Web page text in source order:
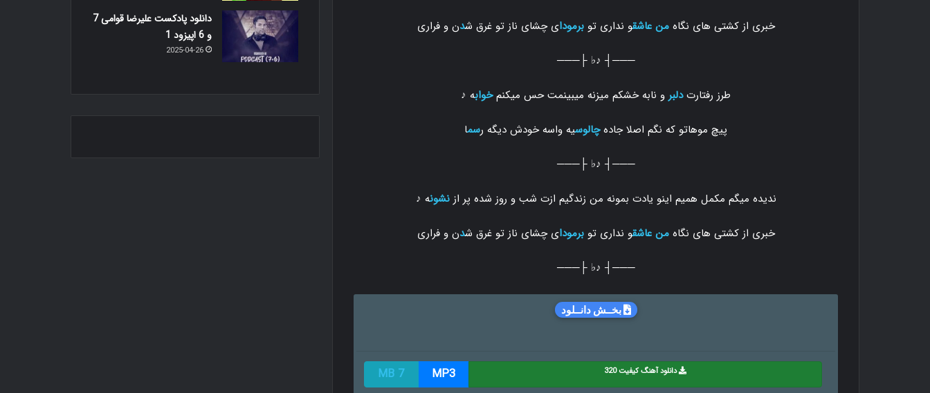
خبری از کشتی های نگاهمن عاشقو نداری توبرمودای چشای ناز تو غرق شدن و فراری
───┤ ♪♭ ├───
طرز رفتارتدلبر و نابه خشکم میزنه میبینمت حس میکنمخوابه ♪
پیچ موهاتو که نگم اصلا جادهچالوسیه واسه خودش دیگه رسما
───┤ ♪♭ ├───
ندیده میگم مکمل همیم اینو یادت بمونه من زندگیم ازت شب و روز شده پر ازنشونه ♪
خبری از کشتی های نگاهمن عاشقو نداری توبرمودای چشای ناز تو غرق شدن و فراری
───┤ ♪♭ ├───
بخــش دانــلود
دانلود آهنگ کیفیت 320 MP3
7 MB
دانلود پادکست علیرضا قوامی 7
و 6 اپیزود 1
2025-04-26